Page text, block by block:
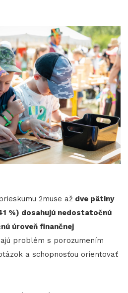
2muse až dve pätiny
%) dosahujú nedostatočnú
úroveň finančnej
problém s porozumením
a schopnosťou orientovať